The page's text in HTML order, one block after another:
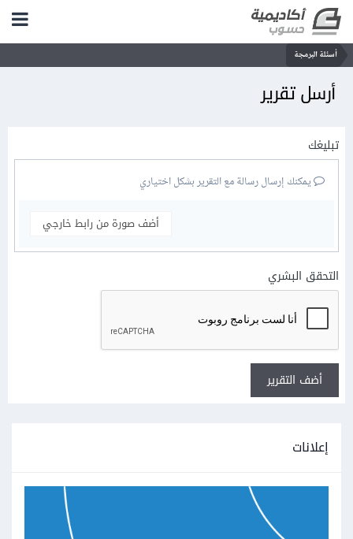
أسئلة البرمجة
أرسل تقرير
تبليغك
يمكنك إرسال رسالة مع التقرير بشكل اختياري
أضف صورة من رابط خارجي
التحقق البشري
أضف التقرير
إعلانات